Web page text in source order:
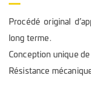
Procédé original
long terme.
Conception unique
Résistance